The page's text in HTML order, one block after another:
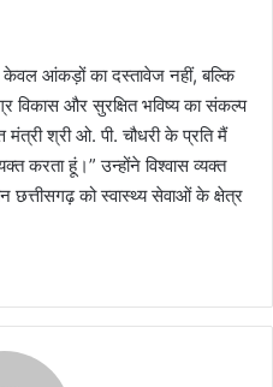
आंकड़ों का दस्तावेज नहीं, बल्कि
विकास और सुरक्षित भविष्य का संकल्प
मंत्री श्री ओ. पी. चौधरी के प्रति मैं
करता हूं।” उन्होंने विश्वास व्यक्त
को स्वास्थ्य सेवाओं के क्षेत्र